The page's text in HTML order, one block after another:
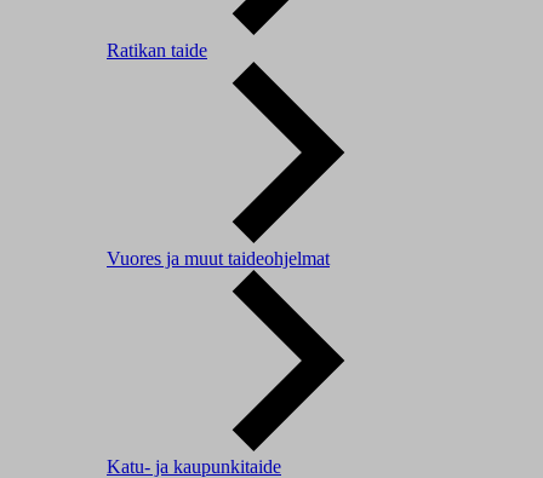
Ratikan taide
Vuores ja muut taideohjelmat
Katu- ja kaupunkitaide